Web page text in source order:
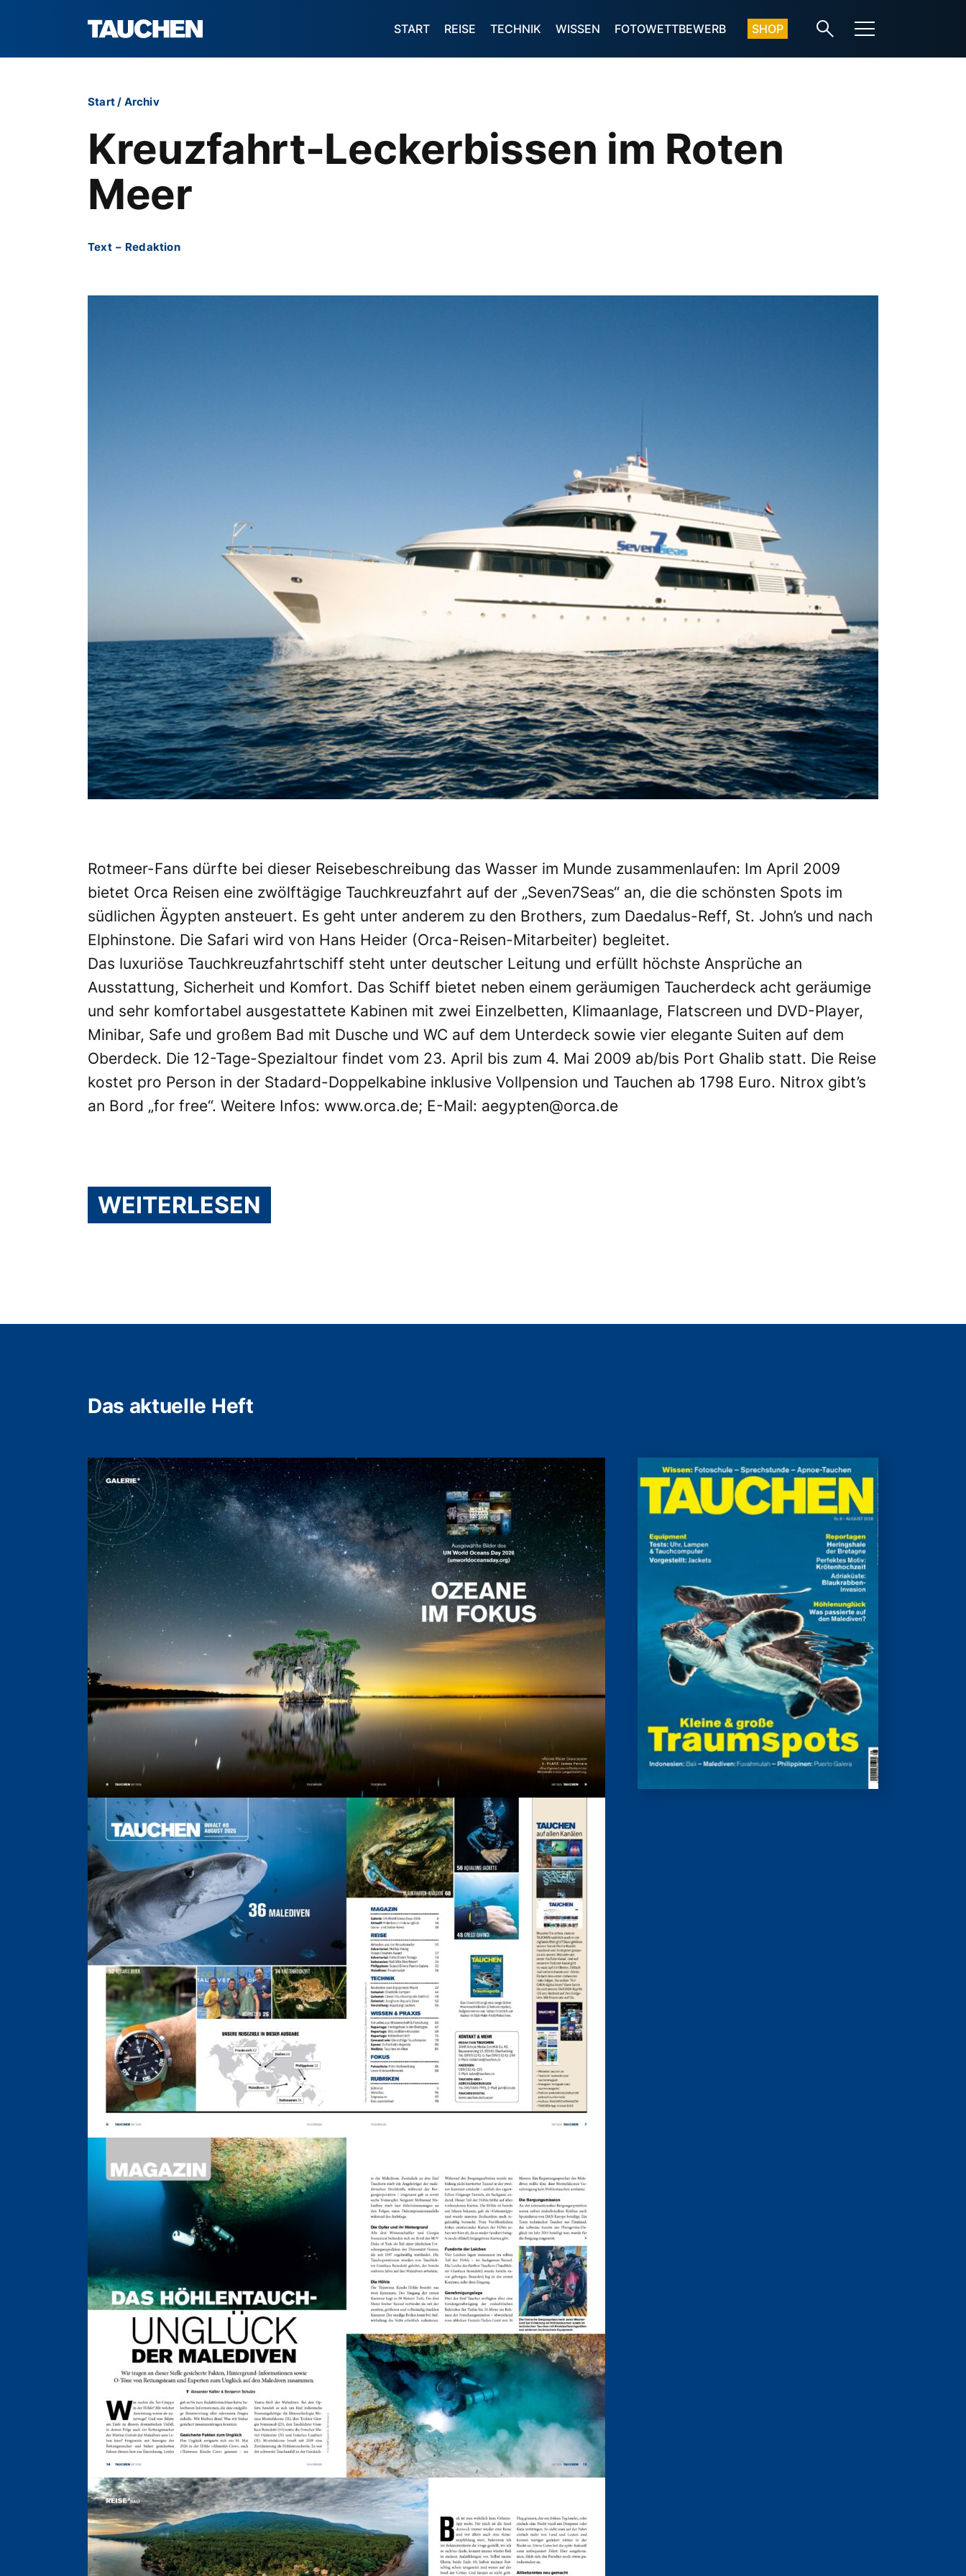
START REISE TECHNIK WISSEN FOTOWETTBEWERB SHOP
Start/ Archiv
Kreuzfahrt-Leckerbissen im Roten
Meer
Text – Redaktion
Rotmeer-Fans dürfte bei dieser Reisebeschreibung das Wasser im Munde zusammenlaufen: Im April 2009
bietet Orca Reisen eine zwölftägige Tauchkreuzfahrt auf der „Seven7Seas“ an, die die schönsten Spots im
südlichen Ägypten ansteuert. Es geht unter anderem zu den Brothers, zum Daedalus-Reff, St. John’s und nach
Elphinstone. Die Safari wird von Hans Heider (Orca-Reisen-Mitarbeiter) begleitet.
Das luxuriöse Tauchkreuzfahrtschiff steht unter deutscher Leitung und erfüllt höchste Ansprüche an
Ausstattung, Sicherheit und Komfort. Das Schiff bietet neben einem geräumigen Taucherdeck acht geräumige
und sehr komfortabel ausgestattete Kabinen mit zwei Einzelbetten, Klimaanlage, Flatscreen und DVD-Player,
Minibar, Safe und großem Bad mit Dusche und WC auf dem Unterdeck sowie vier elegante Suiten auf dem
Oberdeck. Die 12-Tage-Spezialtour findet vom 23. April bis zum 4. Mai 2009 ab/bis Port Ghalib statt. Die Reise
kostet pro Person in der Stadard-Doppelkabine inklusive Vollpension und Tauchen ab 1798 Euro. Nitrox gibt’s
an Bord „for free“. Weitere Infos: www.orca.de; E-Mail: aegypten@orca.de
WEITERLESEN
Das aktuelle Heft